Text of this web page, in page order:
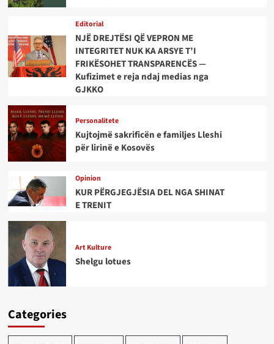
Editorial
NJË DREJTËSI QË VEPRON ME
INTEGRITET NUK KA ARSYE T’I
FRIKËSOHET TRANSPARENCËS —
Kufizimet e reja ndaj medias nga
GJKKO
Personalitete
Kujtojmë sakrificën e familjes Lleshi
për lirinë e Kosovës
Opinion
KUR PËRGJEGJËSIA DEL NGA SHINAT
E TRENIT
Art Kulture
Shelgu lotues
Categories